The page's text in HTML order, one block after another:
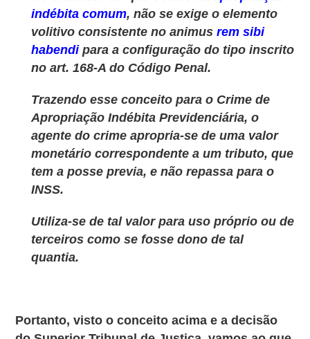
indébita comum, não se exige o elemento
volitivo consistente no animusrem sibi
habendipara a configuração do tipo inscrito
no art. 168-A do Código Penal.
Trazendo esse conceito para o Crime de
Apropriação Indébita Previdenciária, o
agente do crime apropria-se de uma valor
monetário correspondente a um tributo, que
tem a posse previa, e não repassa para o
INSS.
Utiliza-se de tal valor para uso próprio ou de
terceiros como se fosse dono de tal
quantia.
Portanto, visto o conceito acima e a decisão